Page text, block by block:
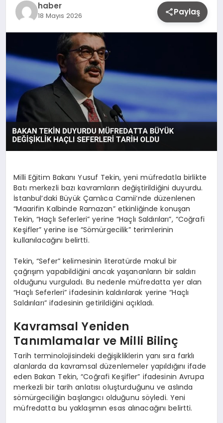
haber
18 Mayıs 2026 Paylaş
Milli Eğitim Bakanı Yusuf Tekin, yeni müfredatla birlikte
Batı merkezli bazı kavramların değiştirildiğini duyurdu.
İstanbul’daki Büyük Çamlıca Camii’nde düzenlenen
“Maarifin Kalbinde Ramazan” etkinliğinde konuşan
Tekin, “Haçlı Seferleri” yerine “Haçlı Saldırıları”, “Coğrafi
Keşifler” yerine ise “Sömürgecilik” terimlerinin
kullanılacağını belirtti.
Tekin, “Sefer” kelimesinin literatürde makul bir
çağrışım yapabildiğini ancak yaşananların bir saldırı
olduğunu vurguladı. Bu nedenle müfredatta yer alan
“Haçlı Seferleri” ifadesinin kaldırılarak yerine “Haçlı
Saldırıları” ifadesinin getirildiğini açıkladı.
Kavramsal Yeniden
Tanımlamalar ve Milli Bilinç
Tarih terminolojisindeki değişikliklerin yanı sıra farklı
alanlarda da kavramsal düzenlemeler yapıldığını ifade
eden Bakan Tekin, “Coğrafi Keşifler” ifadesinin Avrupa
merkezli bir tarih anlatısı oluşturduğunu ve aslında
sömürgeciliğin başlangıcı olduğunu söyledi. Yeni
müfredatta bu yaklaşımın esas alınacağını belirtti.